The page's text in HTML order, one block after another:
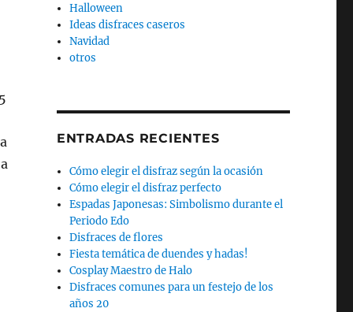
Halloween
Ideas disfraces caseros
Navidad
otros
ENTRADAS RECIENTES
Cómo elegir el disfraz según la ocasión
Cómo elegir el disfraz perfecto
Espadas Japonesas: Simbolismo durante el
Periodo Edo
Disfraces de flores
Fiesta temática de duendes y hadas!
Cosplay Maestro de Halo
Disfraces comunes para un festejo de los
años 20